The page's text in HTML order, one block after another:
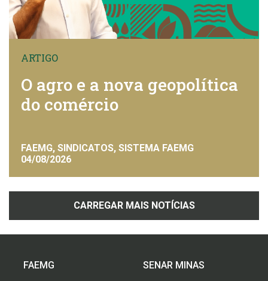
ARTIGO
O agro e a nova geopolítica
do comércio
FAEMG, SINDICATOS, SISTEMA FAEMG
04/08/2026
CARREGAR MAIS NOTÍCIAS
FAEMG SENAR MINAS